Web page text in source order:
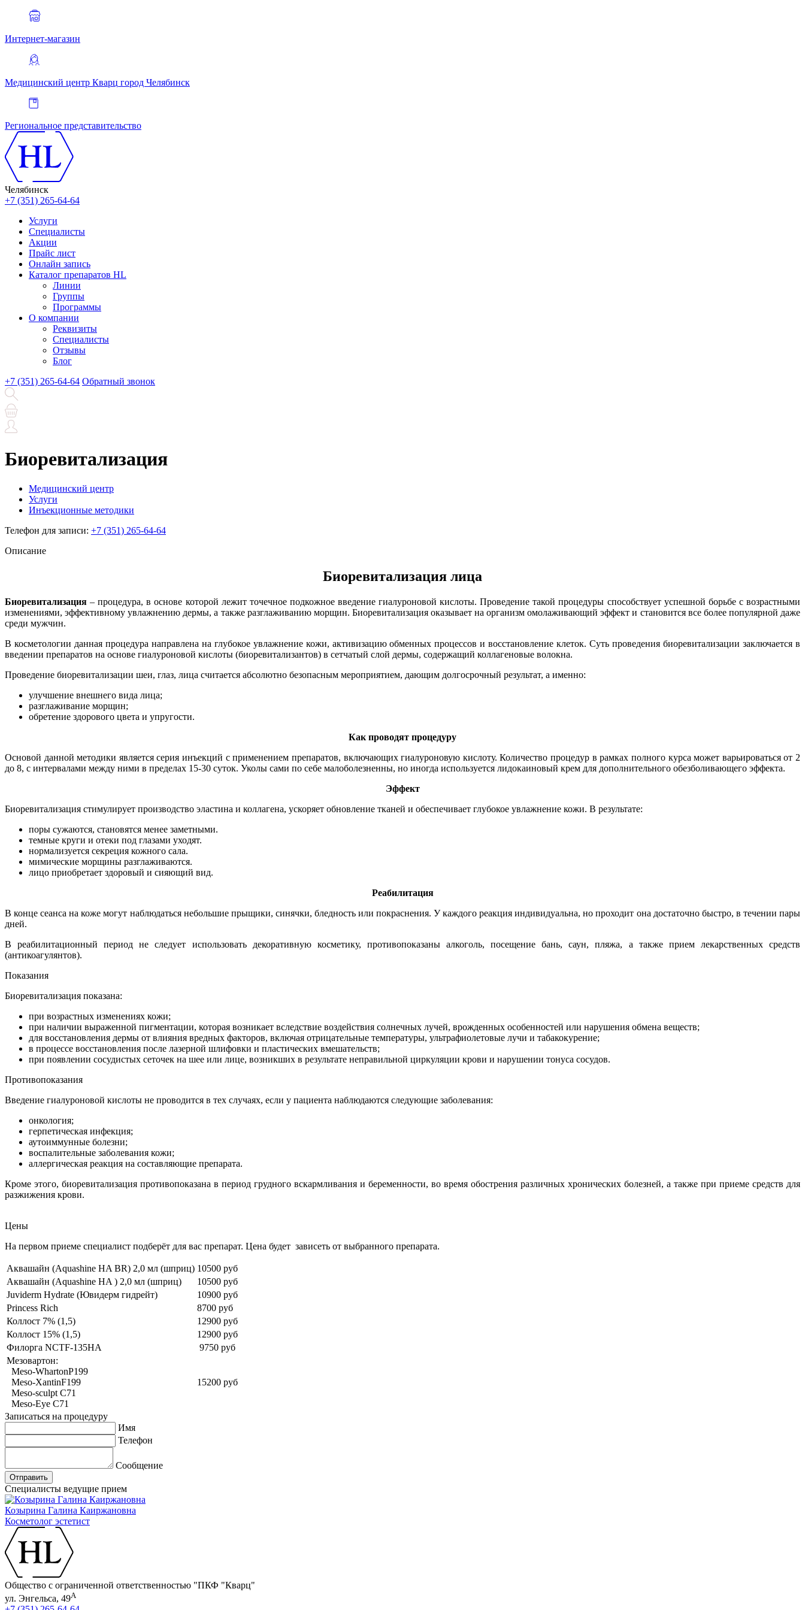
Интернет-магазин
Медицинский центр Кварц город Челябинск
Региональное представительство
Челябинск
+7 (351) 265-64-64
Услуги
Специалисты
Акции
Прайс лист
Онлайн запись
Каталог препаратов HL
Линии
Группы
Программы
О компании
Реквизиты
Специалисты
Отзывы
Блог
+7 (351) 265-64-64 Обратный звонок
Биоревитализация
Медицинский центр
Услуги
Инъекционные методики
Телефон для записи: +7 (351) 265-64-64
Описание
Биоревитализация лица
Биоревитализация – процедура, в основе которой лежит точечное подкожное введение гиалуроновой кислоты. Проведение такой процедуры способствует успешной борьбе с возрастными
изменениями, эффективному увлажнению дермы, а также разглаживанию морщин. Биоревитализация оказывает на организм омолаживающий эффект и становится все более популярной даже
среди мужчин.
В косметологии данная процедура направлена на глубокое увлажнение кожи, активизацию обменных процессов и восстановление клеток. Суть проведения биоревитализации заключается в
введении препаратов на основе гиалуроновой кислоты (биоревитализантов) в сетчатый слой дермы, содержащий коллагеновые волокна.
Проведение биоревитализации шеи, глаз, лица считается абсолютно безопасным мероприятием, дающим долгосрочный результат, а именно:
улучшение внешнего вида лица;
разглаживание морщин;
обретение здорового цвета и упругости.
Как проводят процедуру
Основой данной методики является серия инъекций с применением препаратов, включающих гиалуроновую кислоту. Количество процедур в рамках полного курса может варьироваться от 2
до 8, с интервалами между ними в пределах 15-30 суток. Уколы сами по себе малоболезненны, но иногда используется лидокаиновый крем для дополнительного обезболивающего эффекта.
Эффект
Биоревитализация стимулирует производство эластина и коллагена, ускоряет обновление тканей и обеспечивает глубокое увлажнение кожи. В результате:
поры сужаются, становятся менее заметными.
темные круги и отеки под глазами уходят.
нормализуется секреция кожного сала.
мимические морщины разглаживаются.
лицо приобретает здоровый и сияющий вид.
Реабилитация
В конце сеанса на коже могут наблюдаться небольшие прыщики, синячки, бледность или покраснения. У каждого реакция индивидуальна, но проходит она достаточно быстро, в течении пары
дней.
В реабилитационный период не следует использовать декоративную косметику, противопоказаны алкоголь, посещение бань, саун, пляжа, а также прием лекарственных средств
(антикоагулянтов).
Показания
Биоревитализация показана:
при возрастных изменениях кожи;
при наличии выраженной пигментации, которая возникает вследствие воздействия солнечных лучей, врожденных особенностей или нарушения обмена веществ;
для восстановления дермы от влияния вредных факторов, включая отрицательные температуры, ультрафиолетовые лучи и табакокурение;
в процессе восстановления после лазерной шлифовки и пластических вмешательств;
при появлении сосудистых сеточек на шее или лице, возникших в результате неправильной циркуляции крови и нарушении тонуса сосудов.
Противопоказания
Введение гиалуроновой кислоты не проводится в тех случаях, если у пациента наблюдаются следующие заболевания:
онкология;
герпетическая инфекция;
аутоиммунные болезни;
воспалительные заболевания кожи;
аллергическая реакция на составляющие препарата.
Кроме этого, биоревитализация противопоказана в период грудного вскармливания и беременности, во время обострения различных хронических болезней, а также при приеме средств для
разжижения крови.
Цены
На первом приеме специалист подберёт для вас препарат. Цена будет зависеть от выбранного препарата.
Аквашайн (Aquashine HA BR) 2,0 мл (шприц) 10500 руб
Аквашайн (Aquashine HA ) 2,0 мл (шприц)
10500 руб
Juviderm Hydrate (Ювидерм гидрейт)
10900 руб
Princess Rich
8700 руб
Коллост 7% (1,5)
12900 руб
Коллост 15% (1,5)
12900 руб
Филорга NCTF-135HA
9750 руб
Мезовартон:
Meso-WhartonP199
Meso-XantinF199
Meso-sculpt C71
Meso-Eye C71
15200 руб
Записаться на процедуру
Имя
Телефон
Сообщение
Отправить
Специалисты ведущие прием
Козырина Галина Каиржановна
Косметолог эстетист
Общество с ограниченной ответственностью "ПКФ "Кварц"
ул. Энгельса, 49А